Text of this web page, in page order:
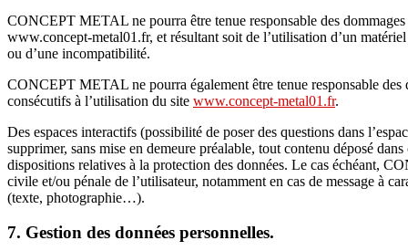
CONCEPT METAL ne pourra être tenue responsable des
www.concept-metal01.fr, et résultant soit de l’utilisation d’un
ou d’une incompatibilité.
CONCEPT METAL ne pourra également être tenue responsable des
consécutifs à l’utilisation du site www.concept-metal01.fr.
Des espaces interactifs (possibilité de poser des questions dans
supprimer, sans mise en demeure préalable, tout contenu déposé
dispositions relatives à la protection des données. Le cas échéant,
civile et/ou pénale de l’utilisateur, notamment en cas de message à
(texte, photographie…).
7. Gestion des données personnelles.